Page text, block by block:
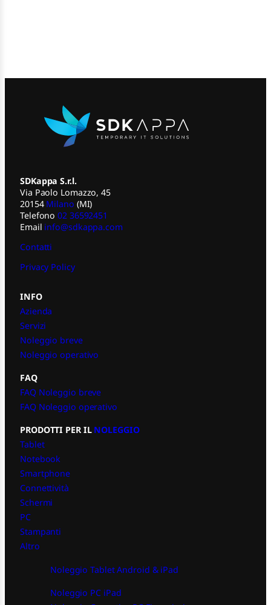
SDKappa S.r.l.
Via Paolo Lomazzo, 45
20154 Milano (MI)
Telefono02 36592451
Email info@sdkappa.com
Contatti
Privacy Policy
INFO
Azienda
Servizi
Noleggio breve
Noleggio operativo
FAQ
FAQ Noleggio breve
FAQ Noleggio operativo
PRODOTTI PER IL NOLEGGIO
Tablet
Notebook
Smartphone
Connettività
Schermi
PC
Stampanti
Altro
Noleggio Tablet Android & iPad
Noleggio PC iPad